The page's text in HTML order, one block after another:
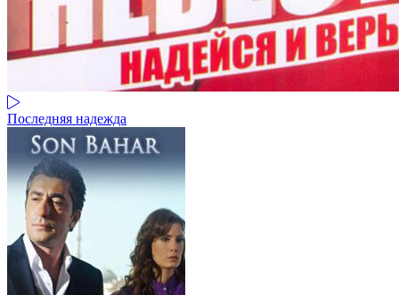
Последняя надежда